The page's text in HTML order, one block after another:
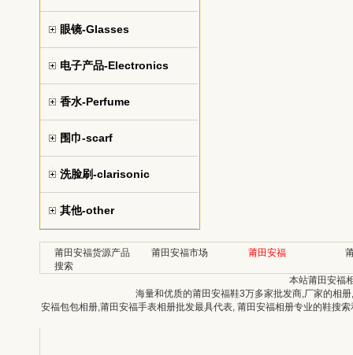
眼镜-Glasses
电子产品-Electronics
香水-Perfume
围巾-scarf
洗脸刷-clarisonic
其他-other
莆田安福货源产品
搜索
莆田安福市场 莆田安福
本站莆田安福
海量和优质的莆田安福鞋3万多家批发商,厂家的相
安福包包相册,莆田安福手表相册批发最具代表, 莆田安福相册专业的鞋搜